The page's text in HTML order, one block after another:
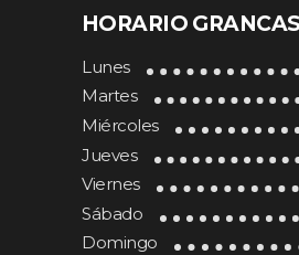
HORARIO
Lunes
Martes
Miércoles
Jueves
Viernes
Sábado
Domingo